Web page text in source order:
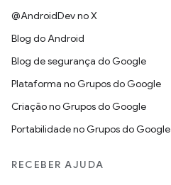
@AndroidDev no X
Blog do Android
Blog de segurança do Google
Plataforma no Grupos do Google
Criação no Grupos do Google
Portabilidade no Grupos do Google
RECEBER AJUDA